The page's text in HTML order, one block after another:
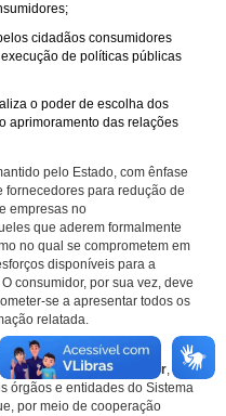
cidadãos consumidores
de políticas públicas
o poder de escolha dos
aprimoramento das relações
pelo Estado, com ênfase
para redução de
empresas no
que aderem formalmente
no qual se comprometem em
disponíveis para a
consumidor, por sua vez, deve
se a apresentar todos os
relatada.
Ministério da Justiça é a
doConsumidor.gov.br,
órgãos e entidades do Sistema
por meio de cooperação